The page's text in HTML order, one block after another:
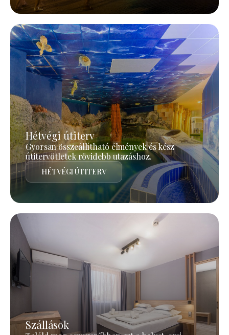
Hétvégi útiterv
Gyorsan összeállítható élmények és kész
útitervötletek rövidebb utazáshoz.
HÉTVÉGI ÚTITERV
Szállások